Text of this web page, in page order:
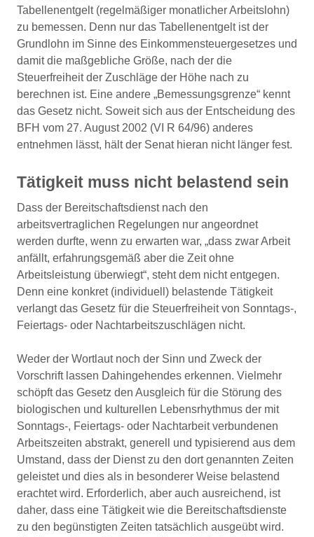
Tabellenentgelt (regelmäßiger monatlicher Arbeitslohn)
zu bemessen. Denn nur das Tabellenentgelt ist der
Grundlohn im Sinne des Einkommensteuergesetzes und
damit die maßgebliche Größe, nach der die
Steuerfreiheit der Zuschläge der Höhe nach zu
berechnen ist. Eine andere „Bemessungsgrenze“ kennt
das Gesetz nicht. Soweit sich aus der Entscheidung des
BFH vom 27. August 2002 (VI R 64/96) anderes
entnehmen lässt, hält der Senat hieran nicht länger fest.
Tätigkeit muss nicht belastend sein
Dass der Bereitschaftsdienst nach den
arbeitsvertraglichen Regelungen nur angeordnet
werden durfte, wenn zu erwarten war, „dass zwar Arbeit
anfällt, erfahrungsgemäß aber die Zeit ohne
Arbeitsleistung überwiegt“, steht dem nicht entgegen.
Denn eine konkret (individuell) belastende Tätigkeit
verlangt das Gesetz für die Steuerfreiheit von Sonntags-,
Feiertags- oder Nachtarbeitszuschlägen nicht.
Weder der Wortlaut noch der Sinn und Zweck der
Vorschrift lassen Dahingehendes erkennen. Vielmehr
schöpft das Gesetz den Ausgleich für die Störung des
biologischen und kulturellen Lebensrhythmus der mit
Sonntags-, Feiertags- oder Nachtarbeit verbundenen
Arbeitszeiten abstrakt, generell und typisierend aus dem
Umstand, dass der Dienst zu den dort genannten Zeiten
geleistet und dies als in besonderer Weise belastend
erachtet wird. Erforderlich, aber auch ausreichend, ist
daher, dass eine Tätigkeit wie die Bereitschaftsdienste
zu den begünstigten Zeiten tatsächlich ausgeübt wird.